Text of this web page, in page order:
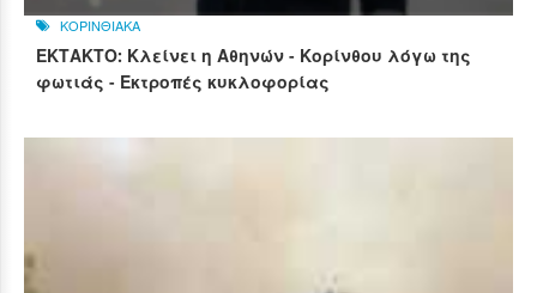
ΚΟΡΙΝΘΙΑΚΑ
ΕΚΤΑΚΤΟ: Κλείνει η Αθηνών - Κορίνθου λόγω της
φωτιάς - Εκτροπές κυκλοφορίας